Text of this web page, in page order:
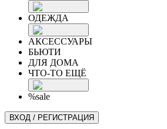
ОДЕЖДА
АКСЕССУАРЫ
БЬЮТИ
ДЛЯ ДОМА
ЧТО-ТО ЕЩЁ
%sale
ВХОД / РЕГИСТРАЦИЯ